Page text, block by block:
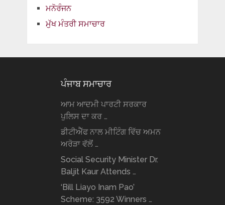
ਮਨੋਰੰਜਨ
ਮੁੱਖ ਮੰਤਰੀ ਸਮਾਚਾਰ
ਪੰਜਾਬ ਸਮਾਚਾਰ
ਆਮ ਆਦਮੀ ਪਾਰਟੀ ਸਰਕਾਰ
ਪੁਲਿਸ ਦਾ ਕਰ …
ਡੀਟੀਐੱਫ ਨਾਲ ਮੀਟਿੰਗ ਵਿੱਚ ਅਮਨ
ਅਰੋੜਾ ਵੱਲੋਂ …
Social Security Minister Dr.
Baljit Kaur Attends …
‘Bill Liayo Inam Pao’
Scheme: 3592 Winners …